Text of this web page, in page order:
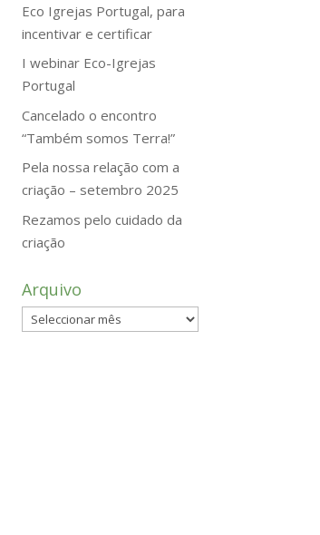
Eco Igrejas Portugal, para
incentivar e certificar
I webinar Eco-Igrejas
Portugal
Cancelado o encontro
“Também somos Terra!”
Pela nossa relação com a
criação – setembro 2025
Rezamos pelo cuidado da
criação
Arquivo
Arquivo